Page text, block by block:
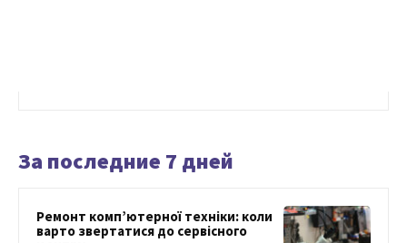
За последние 7 дней
Ремонт комп’ютерної техніки: коли
варто звертатися до сервісного